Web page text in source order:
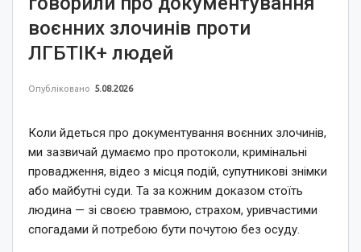
воєнних злочинів проти
ЛГБТІК+ людей
Опубліковано 5.08.2026
Коли йдеться про документування воєнних злочинів,
ми зазвичай думаємо про протоколи, кримінальні
провадження, відео з місця подій, супутникові знімки
або майбутні суди. Та за кожним доказом стоїть
людина — зі своєю травмою, страхом, уривчастими
спогадами й потребою бути почутою без осуду.